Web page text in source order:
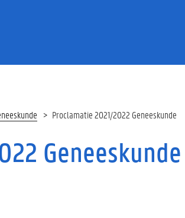
Proclamatie 2021/2022 Geneeskunde
Geneeskunde